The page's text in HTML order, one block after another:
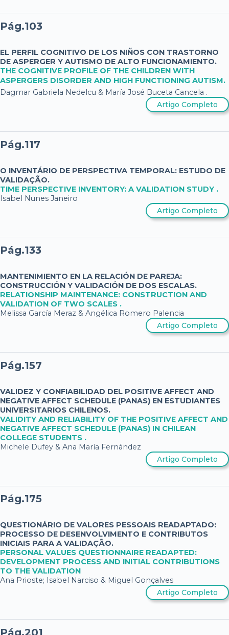
Pág.103
EL PERFIL COGNITIVO DE LOS NIÑOS CON TRASTORNO
DE ASPERGER Y AUTISMO DE ALTO FUNCIONAMIENTO.
THE COGNITIVE PROFILE OF THE CHILDREN WITH
ASPERGERS DISORDER AND HIGH FUNCTIONING AUTISM.
Dagmar Gabriela Nedelcu & María José Buceta Cancela .
Artigo Completo
Pág.117
O INVENTÁRIO DE PERSPECTIVA TEMPORAL: ESTUDO DE
VALIDAÇÃO.
TIME PERSPECTIVE INVENTORY: A VALIDATION STUDY .
Isabel Nunes Janeiro
Artigo Completo
Pág.133
MANTENIMIENTO EN LA RELACIÓN DE PAREJA:
CONSTRUCCIÓN Y VALIDACIÓN DE DOS ESCALAS.
RELATIONSHIP MAINTENANCE: CONSTRUCTION AND
VALIDATION OF TWO SCALES .
Melissa García Meraz & Angélica Romero Palencia
Artigo Completo
Pág.157
VALIDEZ Y CONFIABILIDAD DEL POSITIVE AFFECT AND
NEGATIVE AFFECT SCHEDULE (PANAS) EN ESTUDIANTES
UNIVERSITARIOS CHILENOS.
VALIDITY AND RELIABILITY OF THE POSITIVE AFFECT AND
NEGATIVE AFFECT SCHEDULE (PANAS) IN CHILEAN
COLLEGE STUDENTS .
Michele Dufey & Ana María Fernández
Artigo Completo
Pág.175
QUESTIONÁRIO DE VALORES PESSOAIS READAPTADO:
PROCESSO DE DESENVOLVIMENTO E CONTRIBUTOS
INICIAIS PARA A VALIDAÇÃO.
PERSONAL VALUES QUESTIONNAIRE READAPTED:
DEVELOPMENT PROCESS AND INITIAL CONTRIBUTIONS
TO THE VALIDATION
Ana Prioste; Isabel Narciso & Miguel Gonçalves
Artigo Completo
Pág.201